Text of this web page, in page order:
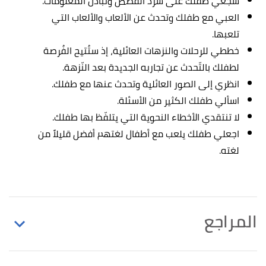
العبي مع طفلك وتحدث عن الألعاب والألعاب التي
تلعبها.
خططي للرحلات والنزهات العائلية، إذ ستُتيح الفُرصة
لطفلك بالتّحدث عن تجاربه الجديدة بعد النّزهة.
انظري إلى الصور العائلية وتحدث عنها مع طفلك.
اسألي طفلك الكثير من الأسئلة.
لا تنتقدي الأخطاء النحوية التي يتلفّظ بها طفلك.
اجعلي طفلك يلعب مع أطفال لغتهم أفضل قليلاً من
لغته.
المراجع